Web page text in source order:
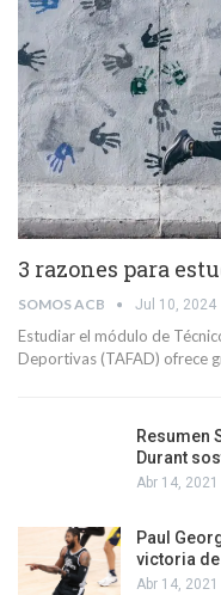
3 razones para
SOMOS ACB Jul 10, 2024
Estudiar el módulo de
Deportivas (TAFAD) ofrece
Resumen
Durant
Abr 14, 2021
Paul
victoria
Abr 14, 2021